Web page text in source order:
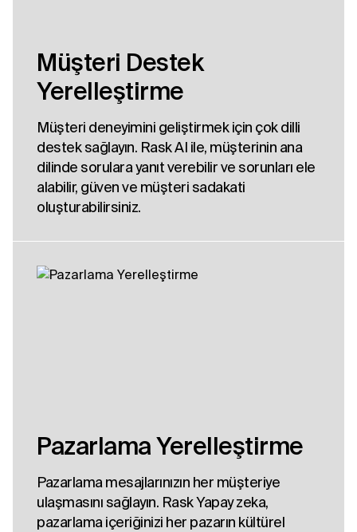
Müşteri Destek
Yerelleştirme
Müşteri deneyimini geliştirmek için çok dilli
destek sağlayın. Rask AI ile, müşterinin ana
dilinde sorulara yanıt verebilir ve sorunları ele
alabilir, güven ve müşteri sadakati
oluşturabilirsiniz.
Pazarlama Yerelleştirme
Pazarlama mesajlarınızın her müşteriye
ulaşmasını sağlayın. Rask Yapay zeka,
pazarlama içeriğinizi her pazarın kültürel